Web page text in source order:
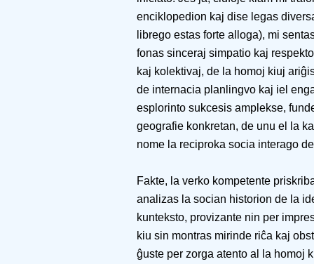
enciklopedion kaj dise legas
librego estas forte alloga), mi
fonas sinceraj simpatio kaj
kaj kolektivaj, de la homoj kiuj
de internacia planlingvo kaj iel
esplorinto sukcesis amplekse,
geografie konkretan, de unu el la
nome la reciproka socia interago
Fakte, la verko kompetente
analizas la socian historion de la
kunteksto, provizante nin per
kiu sin montras mirinde riĉa kaj
ĝuste per zorga atento al la homoj